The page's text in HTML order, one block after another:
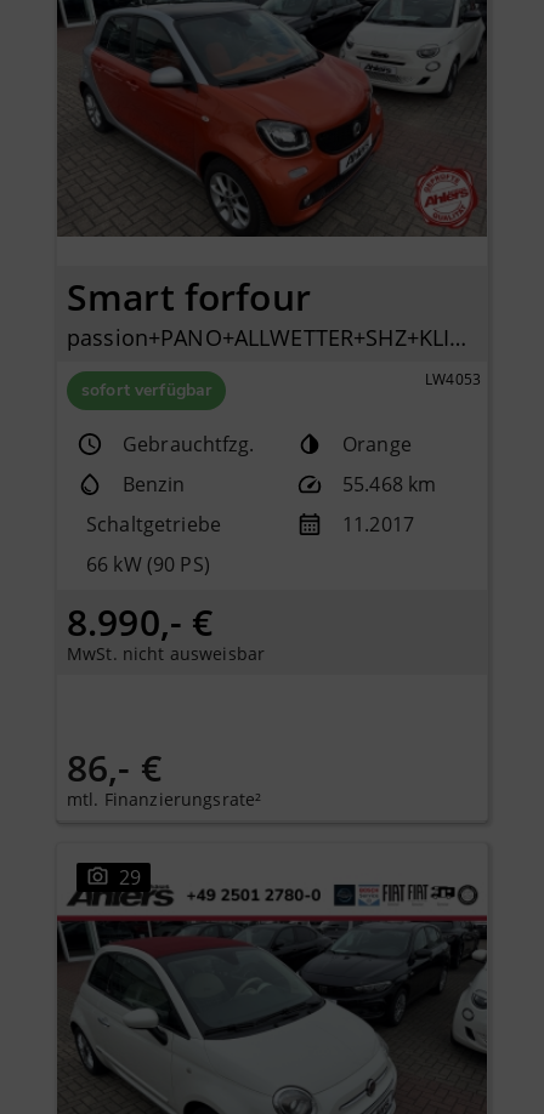
Smart forfour
passion+PANO+ALLWETTER+SHZ+KLIMAAUTO+BLUETOOTH+PDC+
sofort verfügbar LW4053
Gebrauchtfzg.
Orange
Benzin
55.468 km
Schaltgetriebe
11.2017
66 kW (90 PS)
8.990,- €
MwSt. nicht ausweisbar
86,- €
mtl. Finanzierungsrate²
29